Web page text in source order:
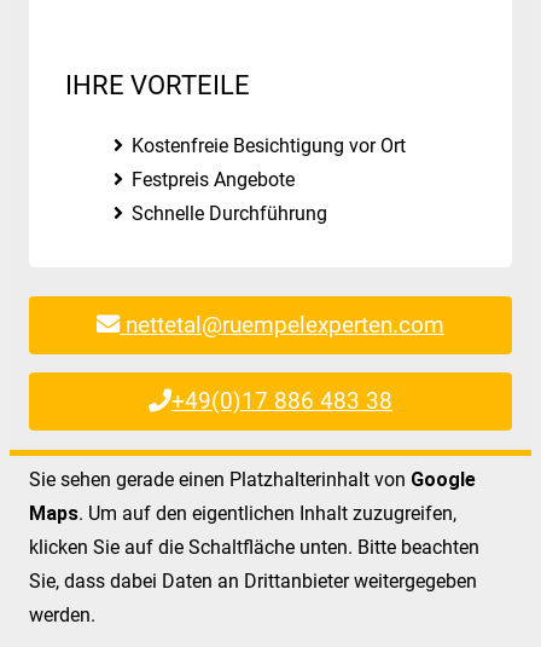
IHRE VORTEILE
Kostenfreie Besichtigung vor Ort
Festpreis Angebote
Schnelle Durchführung
nettetal@ruempelexperten.com
+49(0)17 886 483 38
Sie sehen gerade einen Platzhalterinhalt von Google
Maps. Um auf den eigentlichen Inhalt zuzugreifen,
klicken Sie auf die Schaltfläche unten. Bitte beachten
Sie, dass dabei Daten an Drittanbieter weitergegeben
werden.